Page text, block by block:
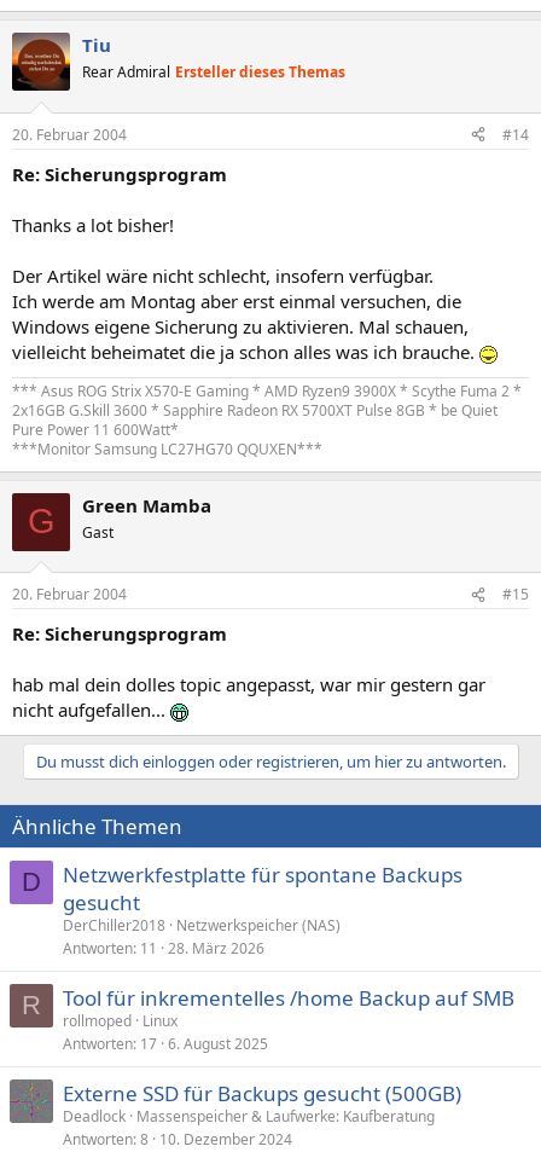
Tiu
Rear Admiral Ersteller dieses Themas
20. Februar 2004 #14
Re: Sicherungsprogram
Thanks a lot bisher!
Der Artikel wäre nicht schlecht, insofern verfügbar.
Ich werde am Montag aber erst einmal versuchen, die
Windows eigene Sicherung zu aktivieren. Mal schauen,
vielleicht beheimatet die ja schon alles was ich brauche.
*** Asus ROG Strix X570-E Gaming * AMD Ryzen9 3900X * Scythe Fuma 2 *
2x16GB G.Skill 3600 * Sapphire Radeon RX 5700XT Pulse 8GB * be Quiet
Pure Power 11 600Watt*
***Monitor Samsung LC27HG70 QQUXEN***
G Green Mamba
Gast
20. Februar 2004 #15
Re: Sicherungsprogram
hab mal dein dolles topic angepasst, war mir gestern gar
nicht aufgefallen...
Du musst dich einloggen oder registrieren, um hier zu antworten.
Ähnliche Themen
D
Netzwerkfestplatte für spontane Backups
gesucht
DerChiller2018 Netzwerkspeicher (NAS)
Antworten 11 28. März 2026
R Tool für inkrementelles /home Backup auf SMB
rollmoped Linux
Antworten 17 6. August 2025
Externe SSD für Backups gesucht (500GB)
Deadlock Massenspeicher & Laufwerke: Kaufberatung
Antworten 8 10. Dezember 2024